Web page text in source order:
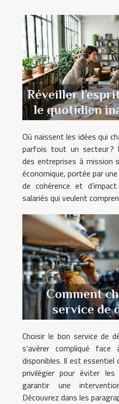
Réveiller
le quotidien
entreprise
Où naissent les idées qui
parfois tout un secteur ?
des entreprises à mission
économique, portée par
de cohérence et
salariés qui veulent
Comment
service de
Choisir le bon service de
s’avérer compliqué
disponibles. Il est essentiel
privilégier pour éviter
garantir une
Découvrez dans les